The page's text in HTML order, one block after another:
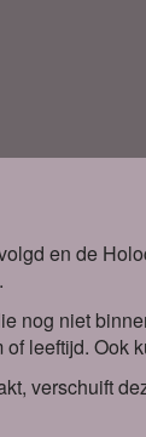
en de
.
nog niet
leeftijd. Ook
verschuift